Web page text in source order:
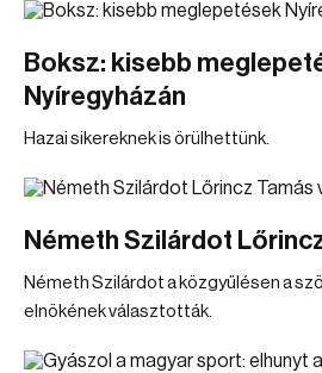
Boksz: kisebb
Nyíregyházán
Hazai sikereknek is örülhettünk.
Németh Szilárdot
Németh Szilárdot a közgyűlésen a
elnökének választották.